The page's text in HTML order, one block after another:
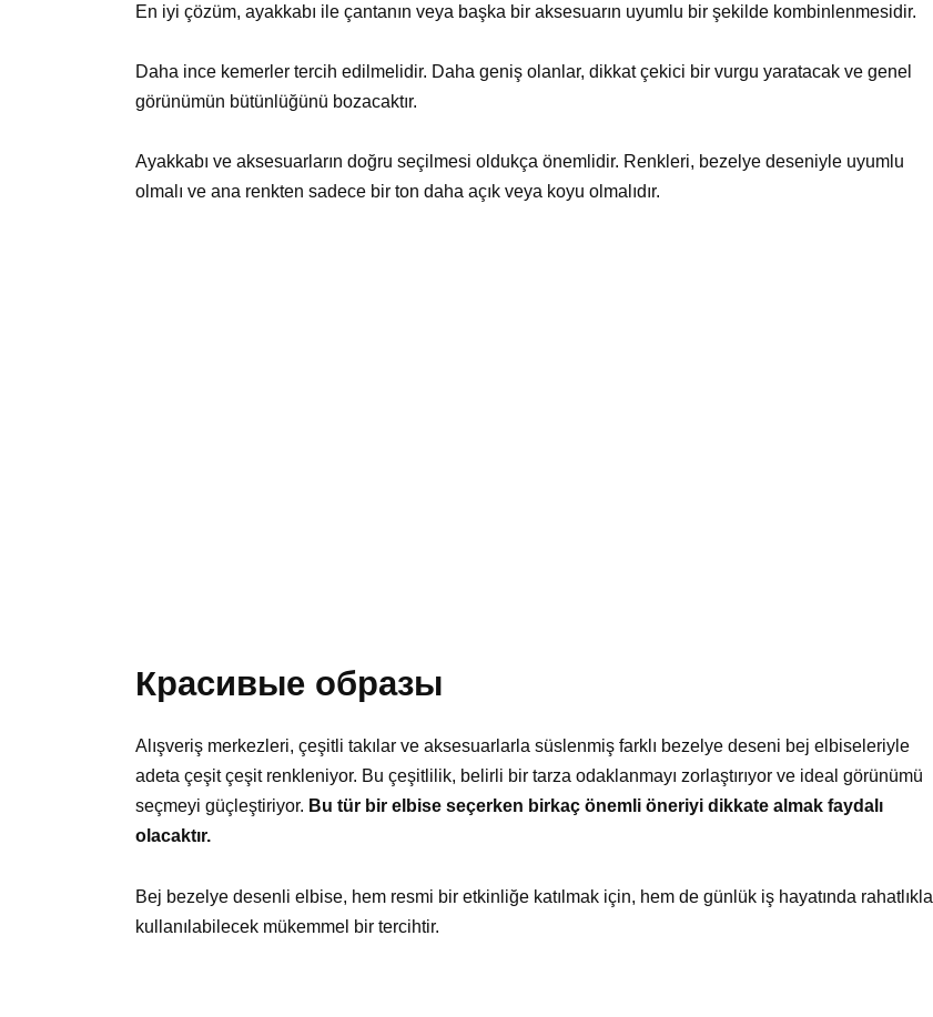
En iyi çözüm, ayakkabı ile çantanın veya başka bir aksesuarın uyumlu bir şekilde kombinlenmesidir.
Daha ince kemerler tercih edilmelidir. Daha geniş olanlar, dikkat çekici bir vurgu yaratacak ve genel
görünümün bütünlüğünü bozacaktır.
Ayakkabı ve aksesuarların doğru seçilmesi oldukça önemlidir. Renkleri, bezelye deseniyle uyumlu
olmalı ve ana renkten sadece bir ton daha açık veya koyu olmalıdır.
Красивые образы
Alışveriş merkezleri, çeşitli takılar ve aksesuarlarla süslenmiş farklı bezelye deseni bej elbiseleriyle
adeta çeşit çeşit renkleniyor. Bu çeşitlilik, belirli bir tarza odaklanmayı zorlaştırıyor ve ideal görünümü
seçmeyi güçleştiriyor. Bu tür bir elbise seçerken birkaç önemli öneriyi dikkate almak faydalı
olacaktır.
Bej bezelye desenli elbise, hem resmi bir etkinliğe katılmak için, hem de günlük iş hayatında rahatlıkla
kullanılabilecek mükemmel bir tercihtir.